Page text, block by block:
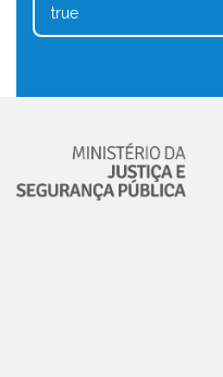
true